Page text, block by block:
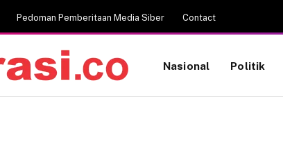
Pedoman Pemberitaan Media Siber Contact
Nasional Politik